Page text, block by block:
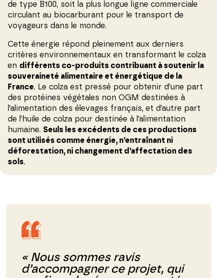
de type B100, soit la plus longue ligne commerciale
circulant au biocarburant pour le transport de
voyageurs dans le monde.
Cette énergie répond pleinement aux derniers
critères environnementaux en transformant le colza
en différents co-produits contribuant à soutenir la
souveraineté alimentaire et énergétique de la
France. Le colza est pressé pour obtenir d’une part
des protéines végétales non OGM destinées à
l’alimentation des élevages français, et d’autre part
de l’huile de colza pour destinée à l’alimentation
humaine. Seuls les excédents de ces productions
sont utilisés comme énergie, n’entraînant ni
déforestation, ni changement d’affectation des
sols.
« Nous sommes ravis
d’accompagner ce projet, qui